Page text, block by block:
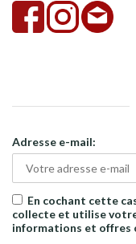
Adresse e-mail:
En cochant cette
collecte et utilise
informations et offres